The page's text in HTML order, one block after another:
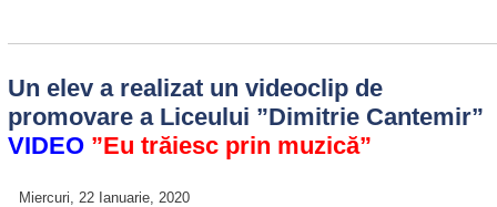
Un elev a realizat un videoclip de
promovare a Liceului ”Dimitrie Cantemir”
VIDEO ”Eu trăiesc prin muzică”
Miercuri, 22 Ianuarie, 2020